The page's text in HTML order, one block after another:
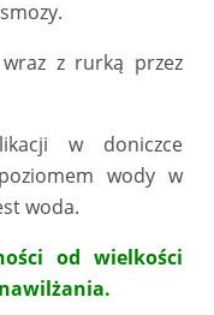
z rurką przez
w doniczce
wody w
woda.
od wielkości